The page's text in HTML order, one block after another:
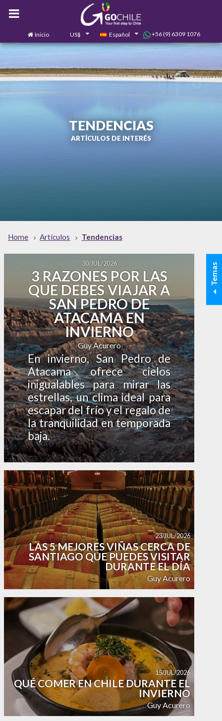
Inicio US$ Español +56 (9) 6309 1076
TENDENCIAS
ARTÍCULOS DE INTERÉS
Home Artículos Tendencias
3 RAZONES POR LAS
QUE DEBES VIAJAR A
SAN PEDRO DE
ATACAMA EN
INVIERNO
En invierno, San Pedro de
Atacama ofrece cielos
inigualables para mirar las
estrellas, un clima ideal para
escapar del frío y el regalo de
la tranquilidad en temporada
baja.
Guy Acurero
30/JUL/2026
LAS 5 MEJORES VIÑAS CERCA DE
SANTIAGO QUE PUEDES VISITAR
DURANTE EL DÍA
Guy Acurero
23/JUL/2026
QUÉ COMER EN CHILE DURANTE EL
INVIERNO
Guy Acurero
15/JUL/2026
Temas